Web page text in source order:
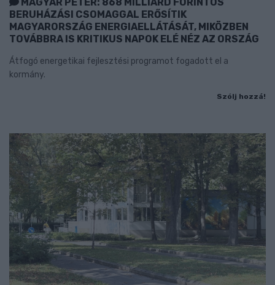
BERUHÁZÁSI CSOMAGGAL ERŐSÍTIK
MAGYARORSZÁG ENERGIAELLÁTÁSÁT, MIKÖZBEN
TOVÁBBRA IS KRITIKUS NAPOK ELÉ NÉZ AZ ORSZÁG
Átfogó energetikai fejlesztési programot fogadott el a
kormány.
Szólj hozzá!